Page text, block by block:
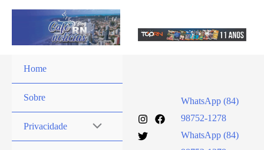
Home
Sobre
Privacidade
WhatsApp (84)
98752-1278
WhatsApp (84)